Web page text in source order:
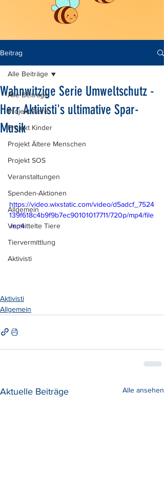
Beitrag
Alle Beiträge
Projekt Tiere
Projekt Kinder
Projekt Ältere Menschen
Projekt SOS
Veranstaltungen
Spenden-Aktionen
Allgemein
Vermittelte Tiere
Tiervermittlung
Aktivisti
Alle Beiträge
Wahnwitzige Serie Umweltschutz -
Herr Aktivisti's ultimative Spar-
Musik
https://video.wixstatic.com/video/d5adcf_7524
139f618c4b9f9b7ec90101017711/720p/mp4/file
.mp4
Aktivisti
Allgemein
Aktuelle Beiträge Alle ansehen